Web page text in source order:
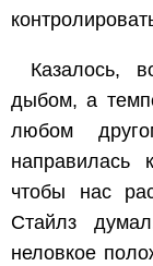
Казалось,
дыбом, а
любом
направилась
чтобы нас
Стайлз
неловкое